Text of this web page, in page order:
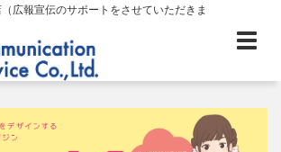
広報宣伝のサポートをさせていただきま